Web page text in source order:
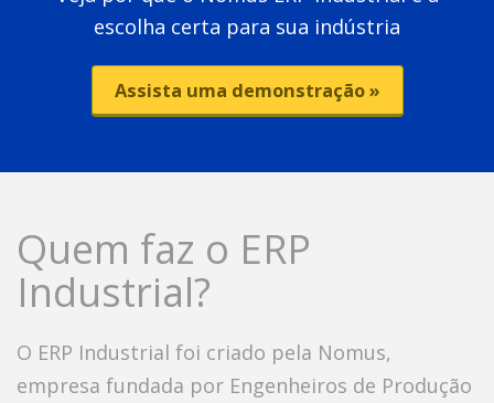
escolha certa para sua indústria
Assista uma demonstração »
Quem faz o ERP
Industrial?
O ERP Industrial foi criado pela Nomus,
empresa fundada por Engenheiros de Produção